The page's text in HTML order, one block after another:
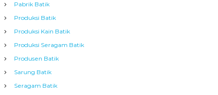
Pabrik Batik
Produksi Batik
Produksi Kain Batik
Produksi Seragam Batik
Produsen Batik
Sarung Batik
Seragam Batik